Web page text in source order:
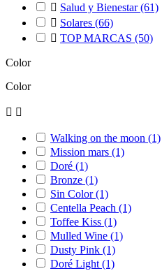
 Salud y Bienestar(61)
 Solares (66)
 TOP MARCAS (50)
Color
Color
 
Walking on the moon (1)
Mission mars (1)
Doré (1)
Bronze (1)
Sin Color(1)
Centella Peach (1)
Toffee Kiss (1)
Mulled Wine (1)
Dusty Pink (1)
Doré Light (1)